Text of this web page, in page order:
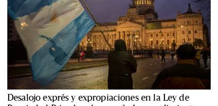
Desalojo exprés y expropiaciones en la Ley de